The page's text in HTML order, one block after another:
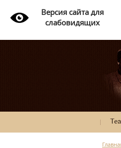
Версия сайта для
слабовидящих